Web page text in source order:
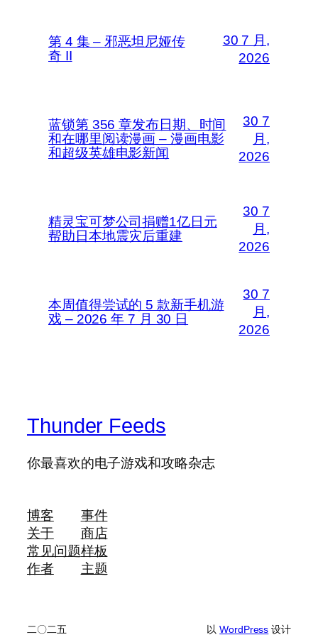
第 4 集 – 邪恶坦尼娅传
奇 II
30 7 月,
2026
蓝锁第 356 章发布日期、时间
和在哪里阅读漫画 – 漫画电影
和超级英雄电影新闻
30 7
月,
2026
精灵宝可梦公司捐赠1亿日元
帮助日本地震灾后重建
30 7
月,
2026
本周值得尝试的 5 款新手机游
戏 – 2026 年 7 月 30 日
30 7
月,
2026
Thunder Feeds
你最喜欢的电子游戏和攻略杂志
博客
关于
常见问题
作者
事件
商店
样板
主题
二〇二五 以WordPress 设计